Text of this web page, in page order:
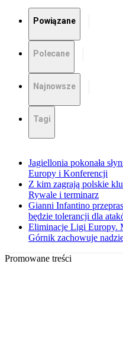
Powiązane
Polecane
Najnowsze
Tagi
Jagiellonia pokonała
Europy i Konferencji
Z kim zagrają polskie
Rywale i terminarz
Gianni Infantino
będzie tolerancji dla
Eliminacje Ligi Europy.
Górnik zachowuje
Promowane treści